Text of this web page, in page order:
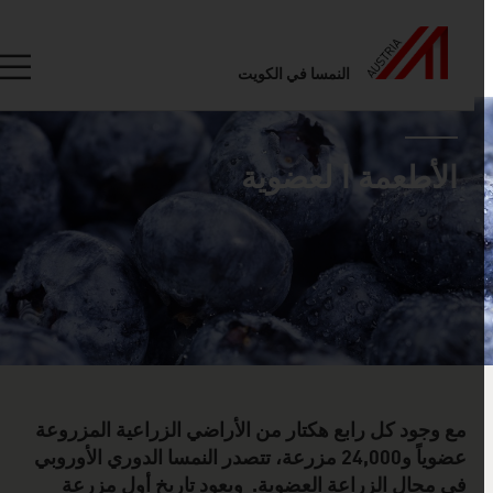
النمسا في الكويت
Seitennavigation
Inhalt
industry
الأطعمة ا لعضوية
مع وجود كل رابع هكتار من الأراضي الزراعية المزروعة
عضوياً و24,000 مزرعة، تتصدر النمسا الدوري الأوروبي
في مجال الزراعة العضوية. ويعود تاريخ أول مزرعة